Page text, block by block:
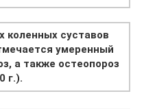
коленных суставов
умеренный
а также остеопороз
г.).